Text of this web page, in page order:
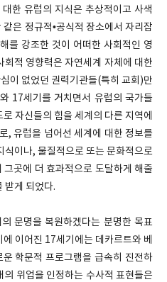
한 유럽의 지식은 추상적이고 사색
은 정규적•공식적 장소에서 자리잡
를 강조한 것이 어떠한 사회적인 영
적 영향력은 자연세계 자체에 대한
이 없었던 권력기관들(특히 교회)만
17세기를 거치면서 유럽의 국가들
자신들의 힘을 세계의 다른 지역에
, 유럽을 넘어선 세계에 대한 정보를
식이나, 물질적으로 또는 문화적으로
곳에 더 효과적으로 도달하게 해줄
받게 되었다.
문명을 복원하겠다는 분명한 목표
이어진 17세기에는 데카르트와 베
학문적 프로그램을 급속히 진전하
위업을 인정하는 수사적 표현들은